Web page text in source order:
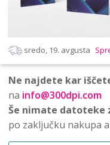
sredo, 19. avgusta
Ne najdete kar
na info@300dpi.com
Še nimate datoteke
po zaključku nakupa